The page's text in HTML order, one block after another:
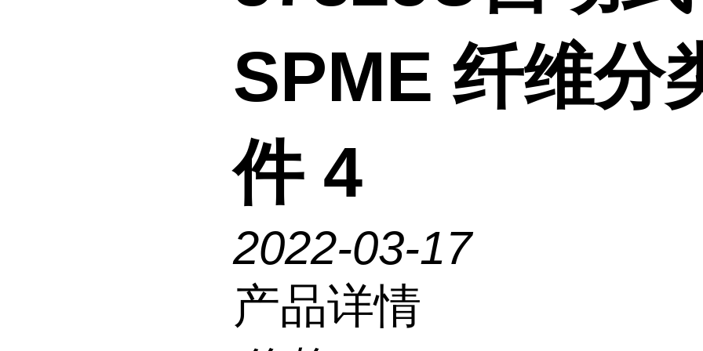
SPME 纤维分
件 4
2022-03-17
产品详情